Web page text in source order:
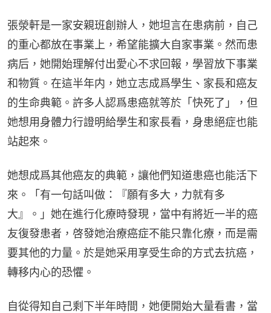
張滎軒是一家安親班創辦人，她坦言在患病前，自己
的重心都放在事業上，希望能擴大自家事業。然而患
病后，她開始理解付出愛心不求回報，學習放下事業
和物質。在這半年内，她立志成爲學生、家長和癌友
的生命典範。許多人認爲患癌就等於「快死了」，但
她想用身體力行證明給學生和家長看，身患絕症也能
站起來。
她想成爲其他癌友的典範，讓他們知道患癌也能活下
來。「有一句話叫做：『願有多大，力就有多
大』。」她在進行化療時發現，當中有將近一半的癌
友復發患者，啓發她治療癌症不能只靠化療，而是需
要其他的力量。於是她采用享受生命的方式去抗癌，
轉移内心的恐懼。
自從得知自己剩下半年時間，她便開始大量看書，當